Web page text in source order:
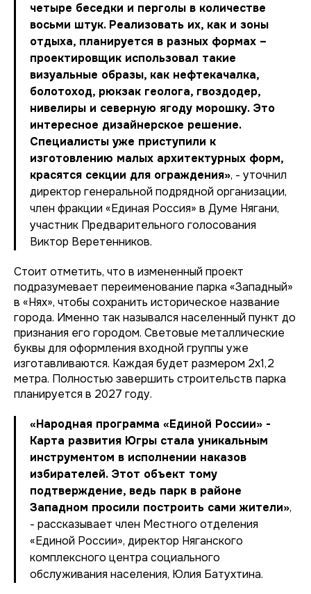
четыре беседки и перголы в количестве
восьми штук. Реализовать их, как и зоны
отдыха, планируется в разных формах –
проектировщик использовал такие
визуальные образы, как нефтекачалка,
болотоход, рюкзак геолога, гвоздодер,
нивелиры и северную ягоду морошку. Это
интересное дизайнерское решение.
Специалисты уже приступили к
изготовлению малых архитектурных форм,
красятся секции для ограждения», - уточнил
директор генеральной подрядной организации,
член фракции «Единая Россия» в Думе Нягани,
участник Предварительного голосования
Виктор Веретенников.
Стоит отметить, что в измененный проект
подразумевает переименование парка «Западный»
в «Нях», чтобы сохранить историческое название
города. Именно так назывался населенный пункт до
признания его городом. Световые металлические
буквы для оформления входной группы уже
изготавливаются. Каждая будет размером 2х1,2
метра. Полностью завершить строительств парка
планируется в 2027 году.
«Народная программа «Единой России» -
Карта развития Югры стала уникальным
инструментом в исполнении наказов
избирателей. Этот объект тому
подтверждение, ведь парк в районе
Западном просили построить сами жители»,
- рассказывает член Местного отделения
«Единой России», директор Няганского
комплексного центра социального
обслуживания населения, Юлия Батухтина.